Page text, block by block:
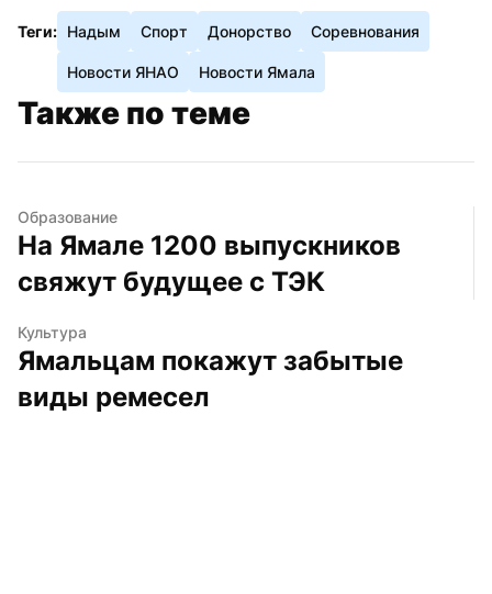
Теги: Надым Спорт Донорство Соревнования
Новости ЯНАО Новости Ямала
Также по теме
Образование
На Ямале 1200 выпускников
свяжут будущее с ТЭК
Культура
Ямальцам покажут забытые
виды ремесел